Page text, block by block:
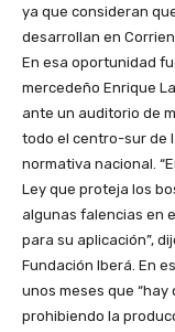
ya que consideran
desarrollan en
En esa oportunidad
mercedeño Enrique
ante un auditorio de
todo el centro-sur de
normativa nacional.
Ley que proteja los
algunas falencias en
para su aplicación”,
Fundación Iberá. En
unos meses que
prohibiendo la